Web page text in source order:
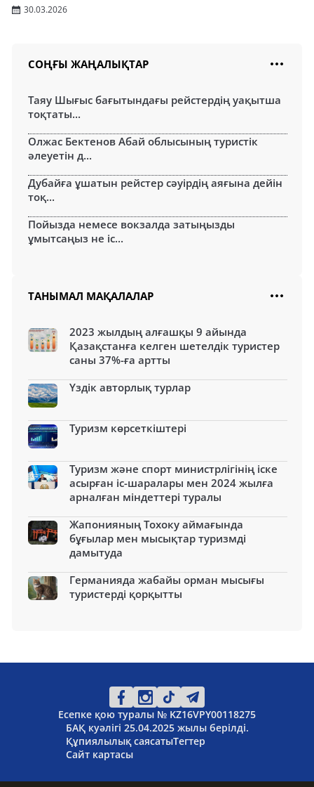
30.03.2026
СОҢҒЫ ЖАҢАЛЫҚТАР
Таяу Шығыс бағытындағы рейстердің уақытша
тоқтаты...
Олжас Бектенов Абай облысының туристік
әлеуетін д...
Дубайға ұшатын рейстер сәуірдің аяғына дейін
тоқ...
Пойызда немесе вокзалда затыңызды
ұмытсаңыз не іс...
ТАНЫМАЛ МАҚАЛАЛАР
2023 жылдың алғашқы 9 айында
Қазақстанға келген шетелдік туристер
саны 37%-ға артты
Үздік авторлық турлар
Туризм көрсеткіштері
Туризм және спорт министрлігінің іске
асырған іс-шаралары мен 2024 жылға
арналған міндеттері туралы
Жапонияның Тохоку аймағында
бұғылар мен мысықтар туризмді
дамытуда
Германияда жабайы орман мысығы
туристерді қорқытты
Есепке қою туралы № KZ16VPY00118275
БАҚ куәлігі 25.04.2025 жылы берілді.
Құпиялылық саясатыТегтер
Сайт картасы